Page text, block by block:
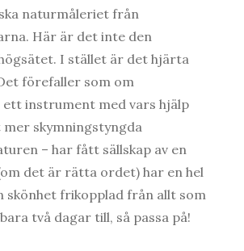
naturmåleriet från
Här är det inte den
I stället är det hjärta
förefaller som om
instrument med vars hjälp
skymningstyngda
– har fått sällskap av en
det är rätta ordet) har en hel
skönhet frikopplad från allt som
två dagar till, så passa på!